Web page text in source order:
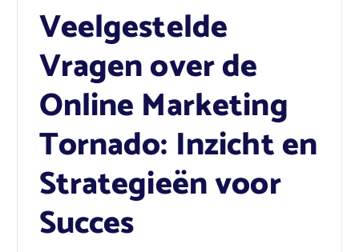
Veelgestelde
Vragen over de
Online Marketing
Tornado: Inzicht en
Strategieën voor
Succes